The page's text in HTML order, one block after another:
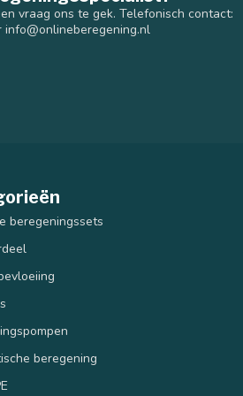
vraag ons te gek. Telefonisch contact:
info@onlineberegening.nl
beregeningssets
beregening